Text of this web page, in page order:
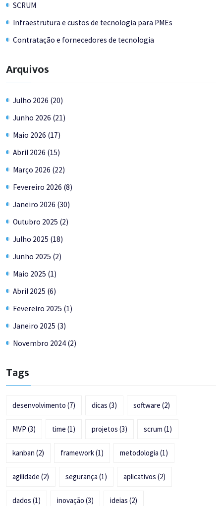
SCRUM
Infraestrutura e custos de tecnologia para PMEs
Contratação e fornecedores de tecnologia
Arquivos
Julho 2026 (20)
Junho 2026 (21)
Maio 2026 (17)
Abril 2026 (15)
Março 2026 (22)
Fevereiro 2026 (8)
Janeiro 2026 (30)
Outubro 2025 (2)
Julho 2025 (18)
Junho 2025 (2)
Maio 2025 (1)
Abril 2025 (6)
Fevereiro 2025 (1)
Janeiro 2025 (3)
Novembro 2024 (2)
Tags
desenvolvimento (7) dicas (3) software (2)
MVP (3) time (1) projetos (3) scrum (1)
kanban (2) framework(1) metodologia (1)
agilidade (2) segurança (1) aplicativos (2)
dados (1) inovação (3) ideias (2)